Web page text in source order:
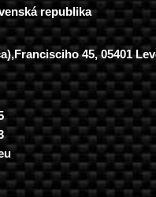
republika
45, 05401